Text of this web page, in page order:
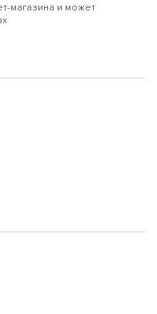
магазина и может